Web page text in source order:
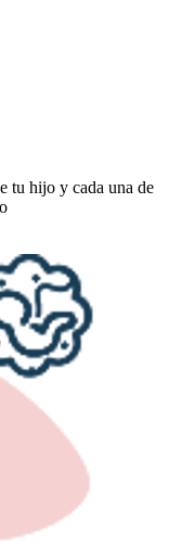
tu hijo y cada una de